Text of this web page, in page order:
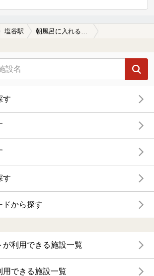
塩谷駅
す
す
ドから探す
が利用できる施設一覧
用できる施設一覧